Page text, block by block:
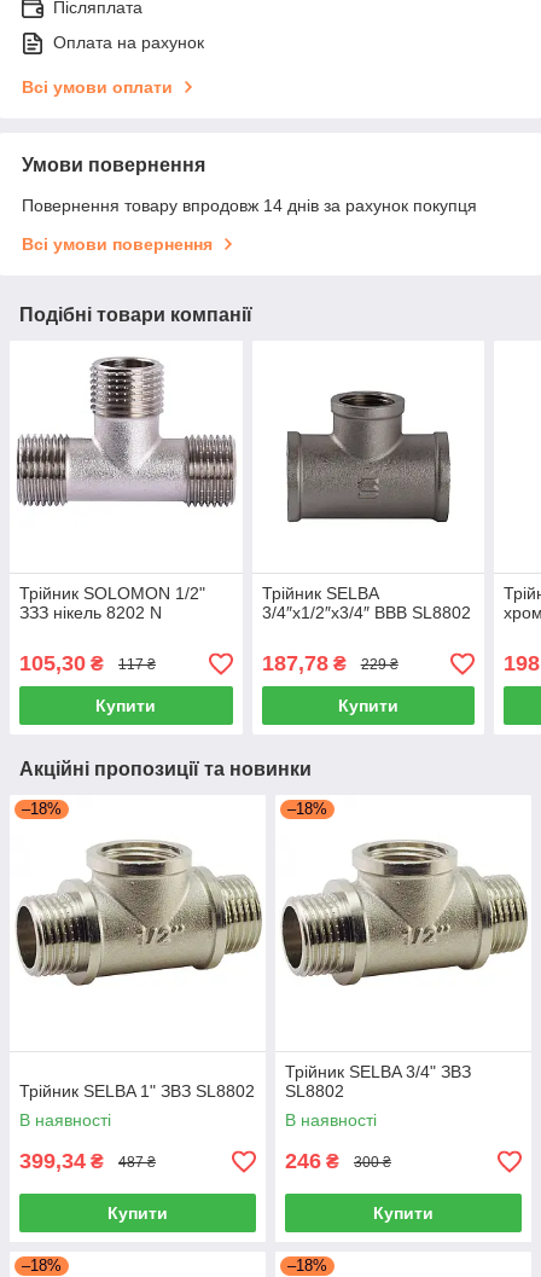
Післяплата
Оплата на рахунок
Всі умови оплати
Умови повернення
Повернення товару впродовж 14 днів за рахунок покупця
Всі умови повернення
Подібні товари компанії
Трійник SOLOMON 1/2"
ЗЗЗ нікель 8202 N
105,30 ₴ 117 ₴
Купити
Трійник SELBA
3/4″х1/2″х3/4″ ВВВ SL8802
187,78₴ 229 ₴
Купити
Акційні пропозиції та новинки
–18%
Трійник SELBA 1" ЗВЗ SL8802
В наявності
399,34 ₴ 487 ₴
Купити
–18%
Трійник SELBA 3/4" ЗВЗ
SL8802
В наявності
246 ₴ 300 ₴
Купити
–18% –18%